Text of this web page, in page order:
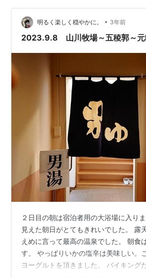
らの風景は、湾曲した函館駅のホーム
絡船。 ラ・ジェント・ステイ函館駅前
明るく楽しく穏やかに。 • 3年前
2023.9.8 山川牧場～五稜郭～元
２日目の朝は宿泊者用の大浴場に入り
見えた朝日がとてもきれいでした。 露
えめに言って最高の温泉でした。 朝食
す。 やっぱりいかの塩辛は美味しい。
ヨーグルトを頂きました。 バイキング